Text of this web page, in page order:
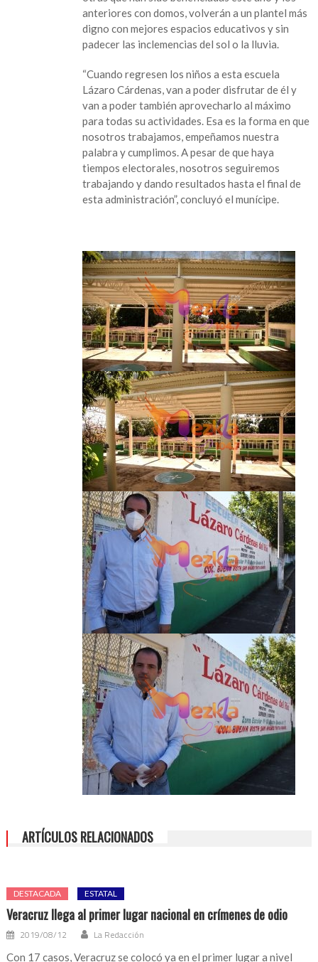
anteriores con domos, volverán a un plantel más
digno con mejores espacios educativos y sin
padecer las inclemencias del sol o la lluvia.
“Cuando regresen los niños a esta escuela
Lázaro Cárdenas, van a poder disfrutar de él y
van a poder también aprovecharlo al máximo
para todas su actividades. Esa es la forma en que
nosotros trabajamos, empeñamos nuestra
palabra y cumplimos. A pesar de que haya
tiempos electorales, nosotros seguiremos
trabajando y dando resultados hasta el final de
esta administración”, concluyó el munícipe.
ARTÍCULOS RELACIONADOS
DESTACADA ESTATAL
Veracruz llega al primer lugar nacional en crímenes de odio
2019/08/12 La Redacción
Con 17 casos, Veracruz se colocó ya en el primer lugar a nivel